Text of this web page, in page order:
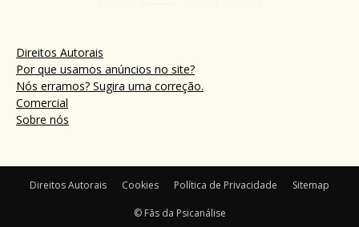
Direitos Autorais
Por que usamos anúncios no site?
Nós erramos? Sugira uma correção.
Comercial
Sobre nós
Direitos Autorais Cookies Política de Privacidade Sitemap
© Fãs da Psicanálise